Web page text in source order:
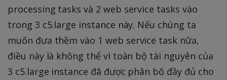
processing tasks và 2 web service tasks vào
trong 3 c5.large instance này. Nếu chúng ta
muốn đưa thềm vào 1 web service task nữa,
điều này là không thể vì toàn bộ tài nguyên của
3 c5.large instance đã được phân bố đầy đủ cho